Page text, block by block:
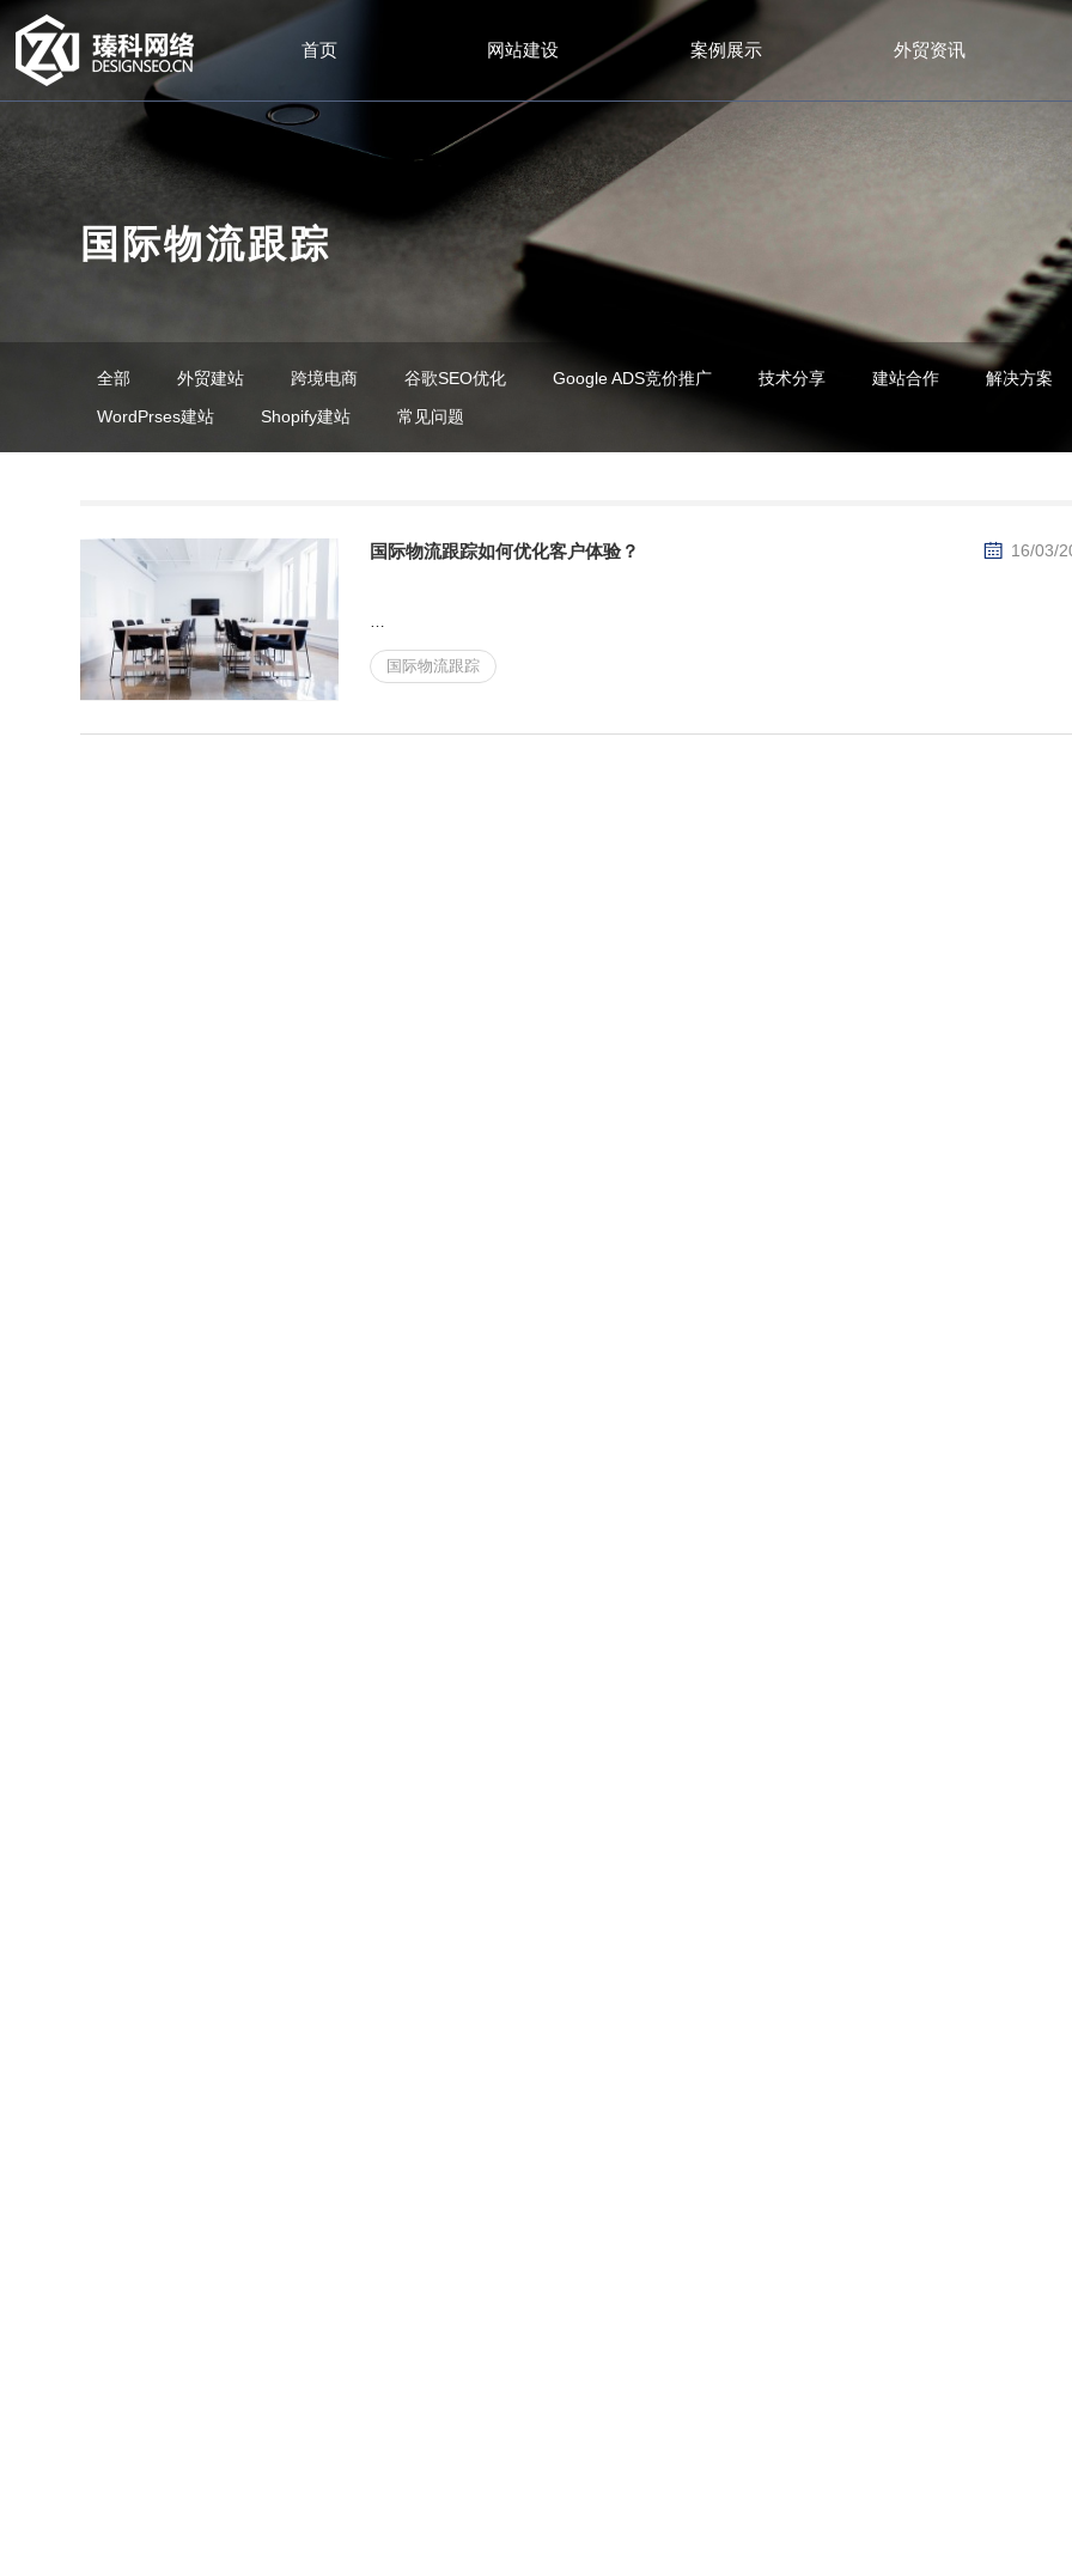
首页 网站建设 案例展示 外贸资讯
国际物流跟踪
全部 外贸建站 跨境电商 谷歌SEO优化 Google ADS竞价推广 技术分享 建站合作
解决方案
WordPrses建站
Shopify建站 常见问题
16/03/
国际物流跟踪如何优化客户体验？
国际物流跟踪